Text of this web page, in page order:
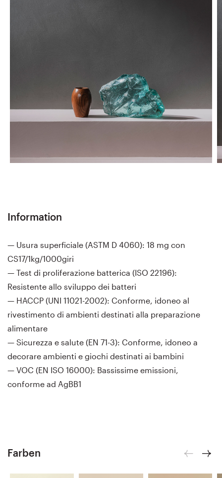
Information
— Usura superficiale (ASTM D 4060): 18 mg con
CS17/1kg/1000giri
— Test di proliferazione batterica (ISO 22196):
Resistente allo sviluppo dei batteri
— HACCP (UNI 11021-2002): Conforme, idoneo al
rivestimento di ambienti destinati alla preparazione
alimentare
— Sicurezza e salute (EN 71-3): Conforme, idoneo a
decorare ambienti e giochi destinati ai bambini
— VOC (EN ISO 16000): Bassissime emissioni,
conforme ad AgBB1
Farben